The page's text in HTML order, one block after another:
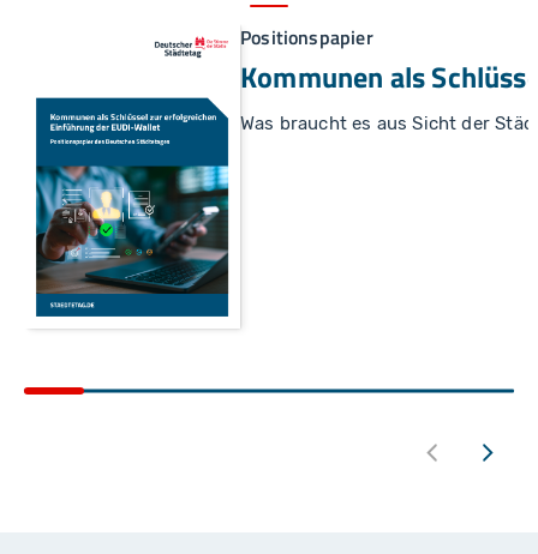
Positionspapier
Kommunen als
Was braucht es aus Sicht der